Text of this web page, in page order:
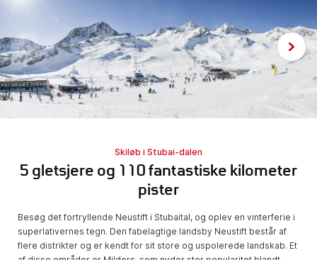
Skiløb i Stubai-dalen
5 gletsjere og 110 fantastiske kilometer
pister
Besøg det fortryllende Neustift i Stubaital, og oplev en vinterferie i
superlativernes tegn. Den fabelagtige landsby Neustift består af
flere distrikter og er kendt for sit store og uspolerede landskab. Et